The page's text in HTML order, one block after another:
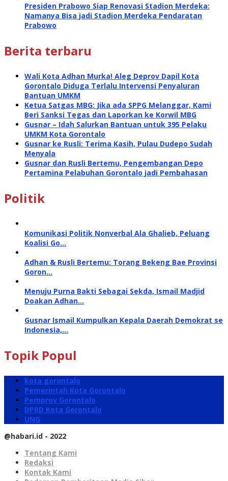
Presiden Prabowo Siap Renovasi Stadion Merdeka:
Namanya Bisa jadi Stadion Merdeka Pendaratan
Prabowo
Berita terbaru
Wali Kota Adhan Murka! Aleg Deprov Dapil Kota
Gorontalo Diduga Terlalu Intervensi Penyaluran
Bantuan UMKM
Ketua Satgas MBG: Jika ada SPPG Melanggar, Kami
Beri Sanksi Tegas dan Laporkan ke Korwil MBG
Gusnar – Idah Salurkan Bantuan untuk 395 Pelaku
UMKM Kota Gorontalo
Gusnar ke Rusli: Terima Kasih, Pulau Dudepo Sudah
Menyala
Gusnar dan Rusli Bertemu, Pengembangan Depo
Pertamina Pelabuhan Gorontalo jadi Pembahasan
Politik
Komunikasi Politik Nonverbal Ala Ghalieb, Peluang
Koalisi Go…
Adhan & Rusli Bertemu: Torang Bekeng Bae Provinsi
Goron…
Menuju Purna Bakti Sebagai Sekda, Ismail Madjid
Doakan Adhan…
Gusnar Ismail Kumpulkan Kepala Daerah Demokrat se
Indonesia,…
Topik Popul
kota gorontalo
Pemerintah Kota Gorontalo
Pemprov Gorontalo
DPRD Kota Gorontalo
UNG
@habari.id - 2022
Tentang Kami
Redaksi
Kontak Kami